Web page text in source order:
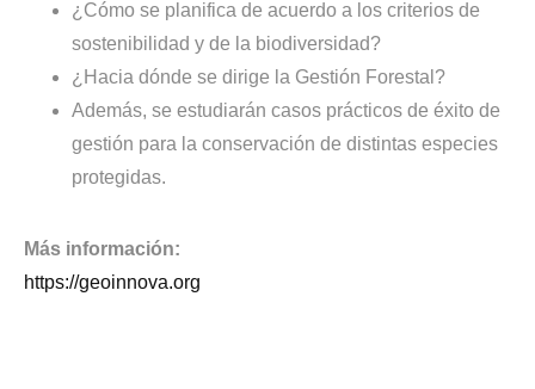
¿Cómo se planifica de acuerdo a los criterios de
sostenibilidad y de la biodiversidad?
¿Hacia dónde se dirige la Gestión Forestal?
Además, se estudiarán casos prácticos de éxito de
gestión para la conservación de distintas especies
protegidas.
Más información:
https://geoinnova.org